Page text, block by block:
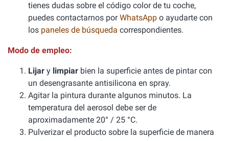
tienes dudas sobre el código color de tu coche,
puedes contactarnos porWhatsApp o ayudarte con
los paneles de búsqueda correspondientes.
Modo de empleo:
Lijar y limpiar bien la superficie antes de pintar con
un desengrasante antisilicona en spray.
Agitar la pintura durante algunos minutos. La
temperatura del aerosol debe ser de
aproximadamente 20° / 25 °C.
Pulverizar el producto sobre la superficie de manera